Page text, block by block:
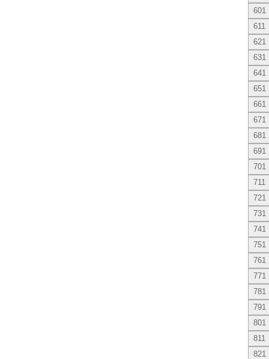
601
611
621
631
641
651
661
671
681
691
701
711
721
731
741
751
761
771
781
791
801
811
821